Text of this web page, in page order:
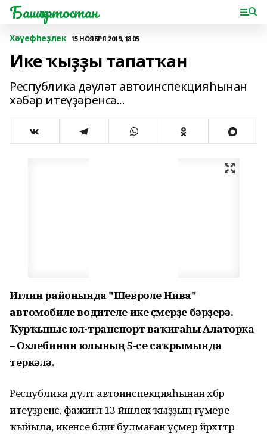
Башҡортостан
Хәүефһеҙлек 15 НОЯБРЯ 2019, 18:05
Ике ҡыҙҙы тапатҡан
Республика дәүләт автоинспекцияһынан
хәбәр итеүҙәренсә...
Иглин районында "Шевроле Нива"
автомобиле водителе ике үҫмерҙе бәрҙерә.
Ҡурҡыныс юл-транспорт ваҡиғаһы Алаторка
– Охлебинин юлының 5-се саҡрымында
теркәлә.
Республика дәүләт автоинспекцияһынан хәбәр
итеүҙәренсә, фажиғәлә 13 йәшлек ҡыҙҙың ғүмере
ҡыйыла, икенсе бәлиғ булмаған үҫмер йәрәхәттәр